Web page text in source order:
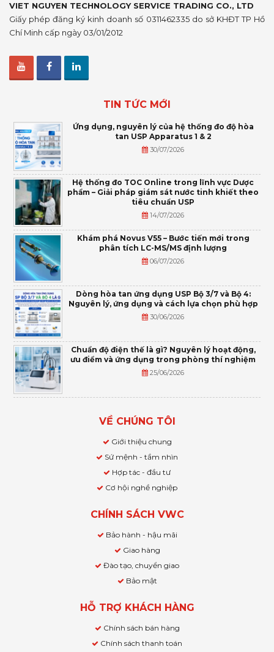
VIET NGUYEN TECHNOLOGY SERVICE TRADING CO., LTD
Giấy phép đăng ký kinh doanh số 0311462335 do sở KHĐT TP Hồ
Chí Minh cấp ngày 03/01/2012
TIN TỨC MỚI
Ứng dụng, nguyên lý của hệ thống đo độ hòa
tan USP Apparatus 1 & 2
30/07/2026
Hệ thống đo TOC Online trong lĩnh vực Dược
phẩm – Giải pháp giám sát nước tinh khiết theo
tiêu chuẩn USP
14/07/2026
Khám phá Novus V55 – Bước tiến mới trong
phân tích LC-MS/MS định lượng
06/07/2026
Dòng hòa tan ứng dụng USP Bộ 3/7 và Bộ 4:
Nguyên lý, ứng dụng và cách lựa chọn phù hợp
30/06/2026
Chuẩn độ điện thế là gì? Nguyên lý hoạt động,
ưu điểm và ứng dụng trong phòng thí nghiệm
25/06/2026
VỀ CHÚNG TÔI
Giới thiệu chung
Sứ mệnh - tầm nhìn
Hợp tác - đầu tư
Cơ hội nghề nghiệp
CHÍNH SÁCH VWC
Bảo hành - hậu mãi
Giao hàng
Đào tạo, chuyển giao
Bảo mật
HỖ TRỢ KHÁCH HÀNG
Chính sách bán hàng
Chính sách thanh toán